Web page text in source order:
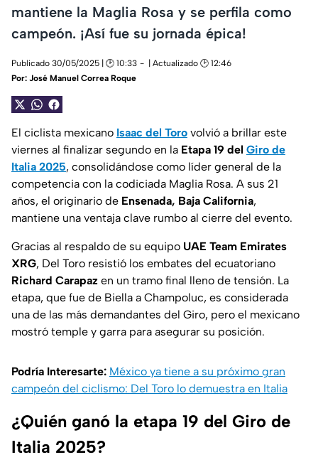
mantiene la Maglia Rosa y se perfila como
campeón. ¡Así fue su jornada épica!
Publicado 30/05/2025 | 🕑 10:33
| Actualizado 🕑 12:46
Por: José Manuel Correa Roque
El ciclista mexicano Isaac del Toro volvió a brillar este
viernes al finalizar segundo en la Etapa 19 del Giro de
Italia 2025, consolidándose como líder general de la
competencia con la codiciada Maglia Rosa. A sus 21
años, el originario de Ensenada, Baja California,
mantiene una ventaja clave rumbo al cierre del evento.
Gracias al respaldo de su equipo UAE Team Emirates
XRG, Del Toro resistió los embates del ecuatoriano
Richard Carapaz en un tramo final lleno de tensión. La
etapa, que fue de Biella a Champoluc, es considerada
una de las más demandantes del Giro, pero el mexicano
mostró temple y garra para asegurar su posición.
Podría Interesarte: México ya tiene a su próximo gran
campeón del ciclismo: Del Toro lo demuestra en Italia
¿Quién ganó la etapa 19 del Giro de
Italia 2025?